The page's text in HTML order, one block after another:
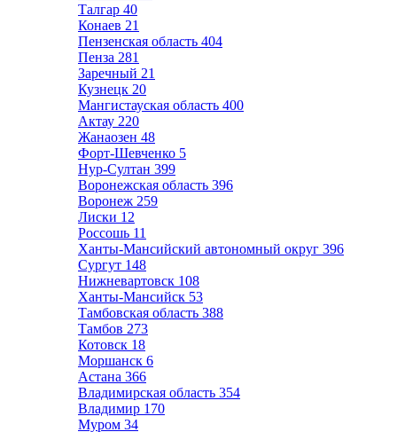
Талгар 40
Конаев 21
Пензенская область 404
Пенза 281
Заречный 21
Кузнецк 20
Мангистауская область 400
Актау 220
Жанаозен 48
Форт-Шевченко 5
Нур-Султан 399
Воронежская область 396
Воронеж 259
Лиски 12
Россошь 11
Ханты-Мансийский автономный округ 396
Сургут 148
Нижневартовск 108
Ханты-Мансийск 53
Тамбовская область 388
Тамбов 273
Котовск 18
Моршанск 6
Астана 366
Владимирская область 354
Владимир 170
Муром 34